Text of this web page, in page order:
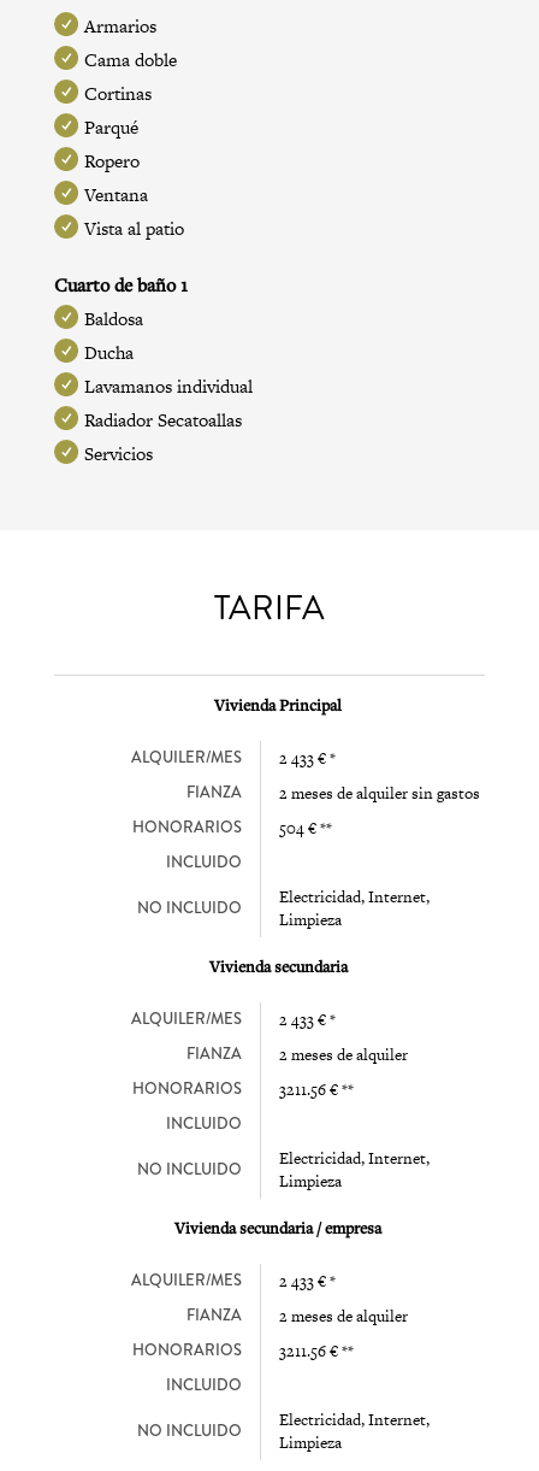
Armarios
Cama doble
Cortinas
Parqué
Ropero
Ventana
Vista al patio
Cuarto de baño 1
Baldosa
Ducha
Lavamanos individual
Radiador Secatoallas
Servicios
TARIFA
Vivienda Principal
ALQUILER/MES 2 433 € *
FIANZA 2 meses de alquiler sin gastos
HONORARIOS 504 € **
INCLUIDO
NO INCLUIDO
Electricidad, Internet,
Limpieza
Vivienda secundaria
ALQUILER/MES 2 433 € *
FIANZA 2 meses de alquiler
HONORARIOS 3211.56 € **
INCLUIDO
NO INCLUIDO
Electricidad, Internet,
Limpieza
Vivienda secundaria / empresa
ALQUILER/MES 2 433 € *
FIANZA 2 meses de alquiler
HONORARIOS 3211.56 € **
INCLUIDO
NO INCLUIDO
Electricidad, Internet,
Limpieza